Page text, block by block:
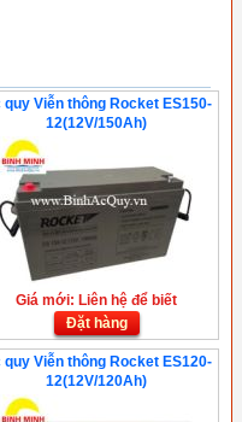
quy Viễn thông Rocket ES150-
12(12V/150Ah)
Giá mới: Liên hệ để biết
Đặt hàng
quy Viễn thông Rocket ES120-
12(12V/120Ah)